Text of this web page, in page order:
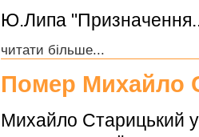
Ю.Липа
читати більше...
Помер Михайло
Михайло Старицький